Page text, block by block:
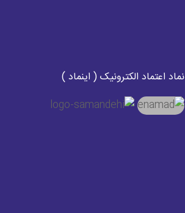
نماد اعتماد الکترونیک ( اینماد )